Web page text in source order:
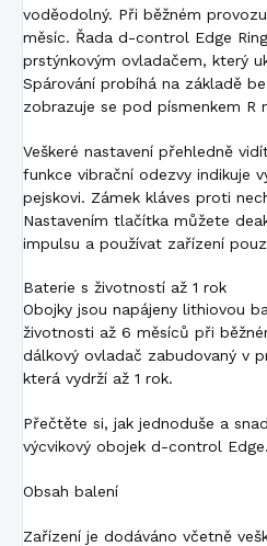
voděodolný. Při běžném
měsíc. Řada d-control Edge
prstýnkovým ovladačem, který
Spárování probíhá na základě
zobrazuje se pod písmenkem R
Veškeré nastavení přehledně
funkce vibrační odezvy indikuje
pejskovi. Zámek kláves proti
Nastavením tlačítka můžete
impulsu a používat zařízení
Baterie s životností až 1 rok
Obojky jsou napájeny lithiovou
životnosti až 6 měsíců při
dálkový ovladač zabudovaný v
která vydrží až 1 rok.
Přečtěte si, jak jednoduše a
výcvikový obojek d-control Edge.
Obsah balení
Zařízení je dodáváno včetně